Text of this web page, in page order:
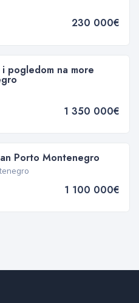
230 000€
pogledom na more
1 350 000€
Porto Montenegro
1 100 000€